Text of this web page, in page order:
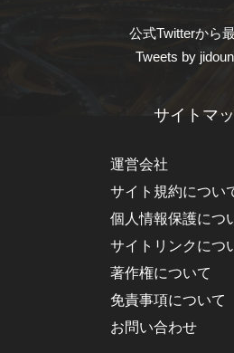
公式Twitterから
Tweets by
サイトマ
運営会社
サイト規約につい
個人情報保護につ
サイトリンクにつ
著作権について
免責事項について
お問い合わせ